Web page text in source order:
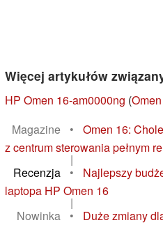
Więcej artykułów
HP Omen 16-am0000ng (
Magazine
•
Omen 16:
z centrum sterowania pełnym
|
Recenzja
•
Najlepszy
laptopa HP Omen 16
|
Nowinka
•
Duże zmiany